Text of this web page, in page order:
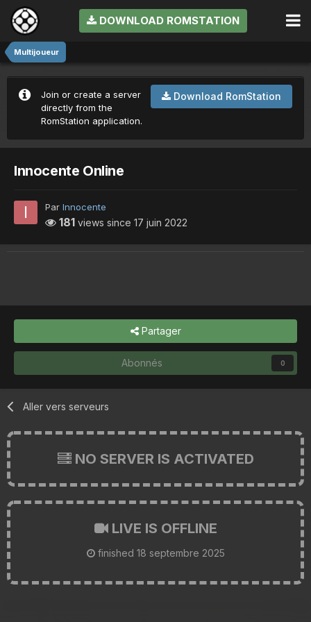
DOWNLOAD ROMSTATION
Multijoueur
Download RomStation
Join or create a server
directly from the
RomStation application.
Innocente Online
Par Innocente
181 views since 17 juin 2022
Partager
Abonnés 0
Aller vers serveurs
NO SERVER IS ACTIVATED
LIVE IS OFFLINE
finished 18 septembre 2025